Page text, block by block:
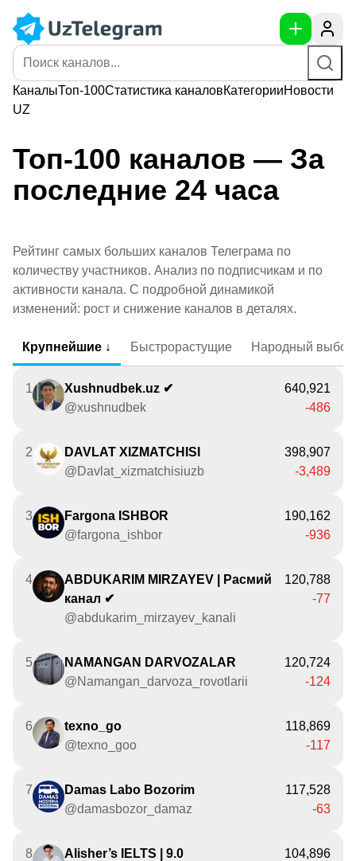
КаналыТоп-100Статистика каналовКатегорииНовости
UZ
Топ-100 каналов — За
последние 24 часа
Рейтинг самых больших каналов Телеграма по
количеству участников. Анализ по подписчикам и по
активности канала. С подробной динамикой
изменений: рост и снижение каналов в деталях.
Крупнейшие ↓ Быстрорастущие Народный выбор
1
Xushnudbek.uz ✔
@xushnudbek
640,921
-486
2
DAVLAT XIZMATCHISI
@Davlat_xizmatchisiuzb
398,907
-3,489
3
Fargona ISHBOR
@fargona_ishbor
190,162
-936
4
ABDUKARIM MIRZAYEV | Расмий
канал ✔
@abdukarim_mirzayev_kanali
120,788
-77
5
NAMANGAN DARVOZALAR
@Namangan_darvoza_rovotlarii
120,724
-124
6
texno_go
@texno_goo
118,869
-117
7
Damas Labo Bozorim
@damasbozor_damaz
117,528
-63
8
Alisher’s IELTS | 9.0
104,896